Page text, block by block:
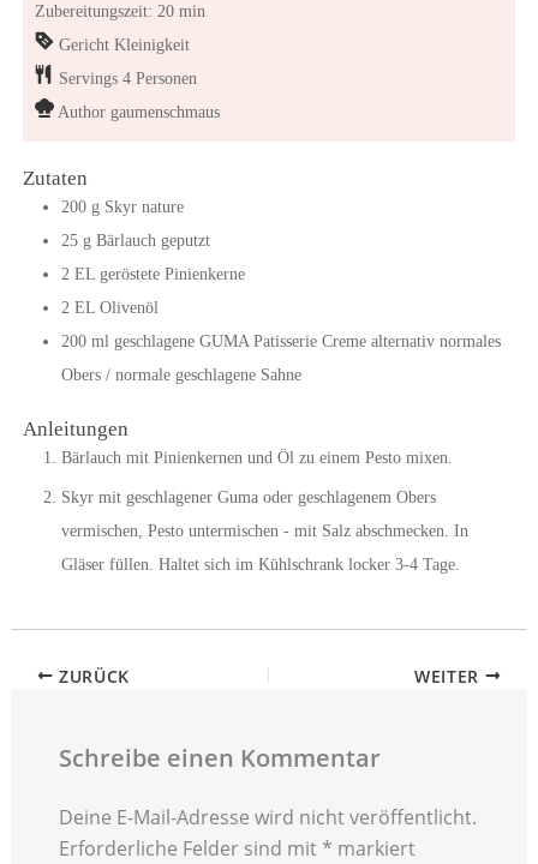
Zubereitungszeit: 20 min
Gericht Kleinigkeit
Servings 4 Personen
Author gaumenschmaus
Zutaten
200 g Skyr nature
25 g Bärlauch geputzt
2 EL geröstete Pinienkerne
2 EL Olivenöl
200 ml geschlagene GUMA Patisserie Creme alternativ normales
Obers / normale geschlagene Sahne
Anleitungen
Bärlauch mit Pinienkernen und Öl zu einem Pesto mixen.
Skyr mit geschlagener Guma oder geschlagenem Obers
vermischen, Pesto untermischen - mit Salz abschmecken. In
Gläser füllen. Haltet sich im Kühlschrank locker 3-4 Tage.
ZURÜCK WEITER
Schreibe einen Kommentar
Deine E-Mail-Adresse wird nicht veröffentlicht.
Erforderliche Felder sind mit * markiert